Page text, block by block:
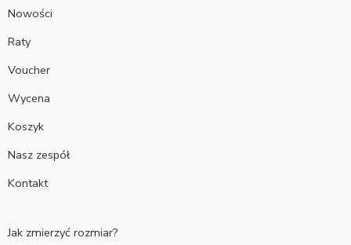
Nowości
Raty
Voucher
Wycena
Koszyk
Nasz zespół
Kontakt
Jak zmierzyć rozmiar?